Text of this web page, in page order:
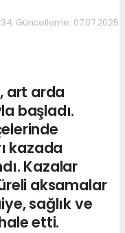
Güncelleme: 07.07.2025
art arda
başladı.
kazada
Kazalar
aksamalar
sağlık ve
etti.